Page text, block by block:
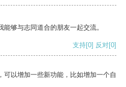
够与志同道合的朋友一起交流。
支持[0] 反对[0]
可以增加一些新功能，比如增加一个自